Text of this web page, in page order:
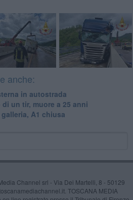
anche:
in autostrada
un tir, muore a 25 anni
A1 chiusa
Channel srl - Via Dei Martelli, 8 - 50129
TOSCANA MEDIA